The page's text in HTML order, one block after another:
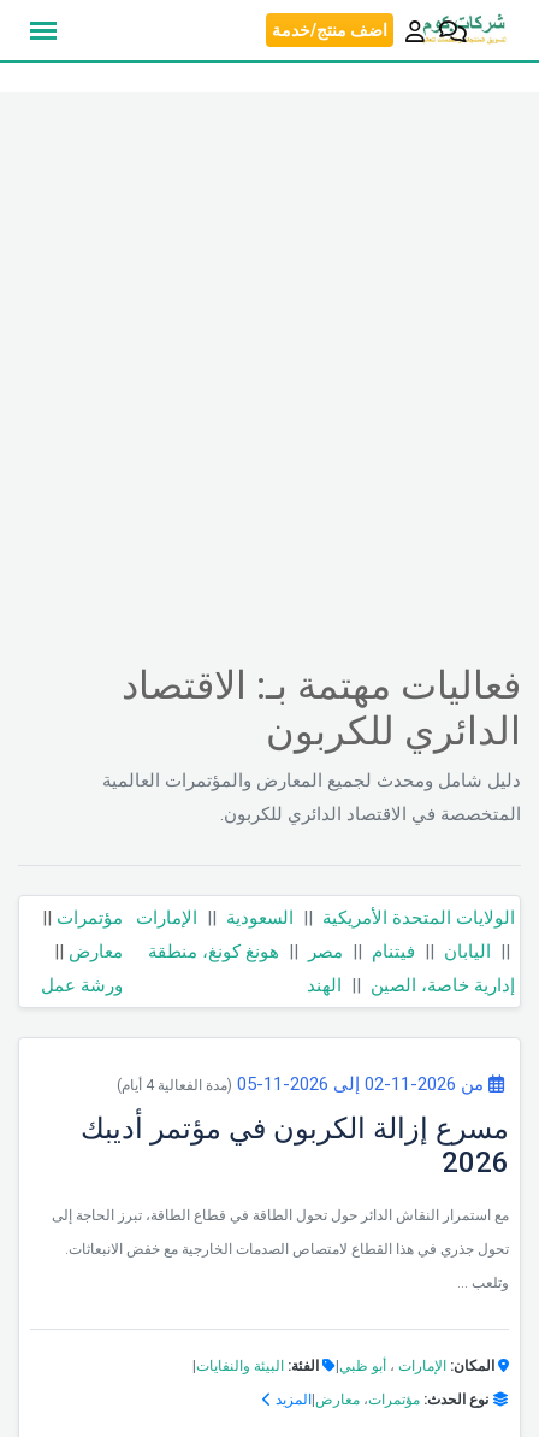
انتقل
اضف منتج/خدمة
فعاليات مهتمة بـ: الاقتصاد
الدائري للكربون
دليل شامل ومحدث لجميع المعارض والمؤتمرات العالمية
المتخصصة في الاقتصاد الدائري للكربون.
الولايات المتحدة الأمريكية || السعودية || الإمارات
|| اليابان || فيتنام || مصر || هونغ كونغ، منطقة
إدارية خاصة، الصين || الهند
مؤتمرات ||
معارض ||
ورشة عمل
من 2026-11-02 إلى 2026-11-05 (مدة الفعالية 4 أيام)
مسرع إزالة الكربون في مؤتمر أديبك
2026
مع استمرار النقاش الدائر حول تحول الطاقة في قطاع الطاقة، تبرز الحاجة إلى
تحول جذري في هذا القطاع لامتصاص الصدمات الخارجية مع خفض الانبعاثات.
وتلعب ...
المكان: الإمارات ، أبو ظبي الفئة: البيئة والنفايات
نوع الحدث: مؤتمرات، معارض المزيد